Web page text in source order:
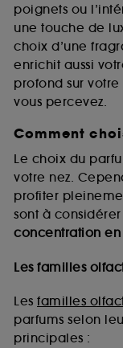
poignets ou
une touche de
choix d’une
enrichit aussi
profond sur
vous percevez.
Comment
Le choix du
votre nez.
profiter
sont à considérer
concentration en
Les familles
Les familles
parfums selon
principales :
cookies
vous faire
prolongée
compte lors
sans saisir
passe.
A l'exception
lecture de ces
pouvez
de ces
choix" ci-
Sephora
navigation
collectées ou
sur "continuer
moment choisir
souhaitez
utilisés, cliquez